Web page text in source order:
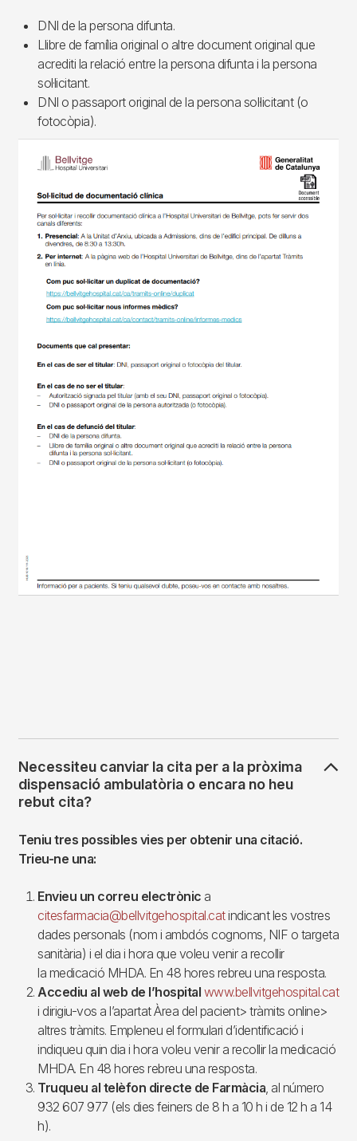
DNI de la persona difunta.
Llibre de família original o altre document original que
acrediti la relació entre la persona difunta i la persona
sol·licitant.
DNI o passaport original de la persona sol·licitant (o
fotocòpia).
Necessiteu canviar la cita per a la pròxima
dispensació ambulatòria o encara no heu
rebut cita?
Teniu tres possibles vies per obtenir una citació.
Trieu-ne una:
Envieu un correu electrònic a
citesfarmacia@bellvitgehospital.catindicant les vostres
dades personals (nom i ambdós cognoms, NIF o targeta
sanitària) i el dia i hora que voleu venir a recollir
la medicació MHDA. En 48 hores rebreu una resposta.
Accediu al web de l’hospital www.bellvitgehospital.cat
i dirigiu-vos a l’apartat Àrea del pacient> tràmits online>
altres tràmits. Empleneu el formulari d’identificació i
indiqueu quin dia i hora voleu venir a recollir la medicació
MHDA. En 48 hores rebreu una resposta.
Truqueu al telèfon directe de Farmàcia , al número
932 607 977 (els dies feiners de 8 h a 10 h i de 12 h a 14
h).